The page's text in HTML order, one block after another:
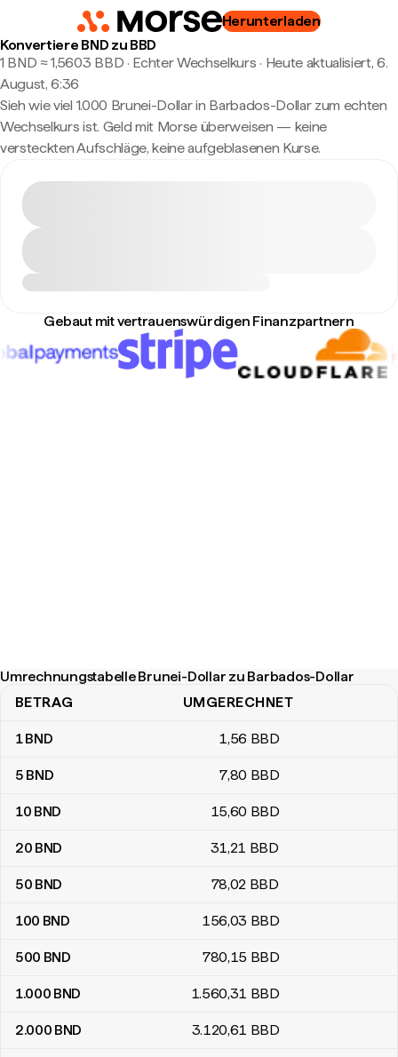
Herunterladen
Konvertiere BND zu BBD
1 BND ≈ 1,5603 BBD · Echter Wechselkurs · Heute aktualisiert, 6.
August, 6:36
Sieh wie viel 1.000 Brunei-Dollar in Barbados-Dollar zum echten
Wechselkurs ist. Geld mit Morse überweisen — keine
versteckten Aufschläge, keine aufgeblasenen Kurse.
Gebaut mit vertrauenswürdigen Finanzpartnern
Umrechnungstabelle Brunei-Dollar zu Barbados-Dollar
Umrechnungstabelle Brunei-Dollar zu Barbados-Dollar
BETRAG UMGERECHNET
1BND 1,56 BBD
5 BND 7,80 BBD
10 BND 15,60 BBD
20 BND 31,21 BBD
50 BND 78,02 BBD
100 BND 156,03 BBD
500 BND 780,15 BBD
1.000 BND 1.560,31 BBD
2.000 BND 3.120,61 BBD